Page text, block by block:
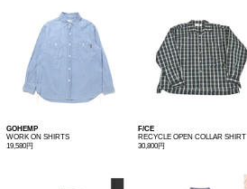
GOHEMP
WORK ON SHIRTS
19,580円
F/CE
RECYCLE OPEN COLLAR SHIRT
30,800円